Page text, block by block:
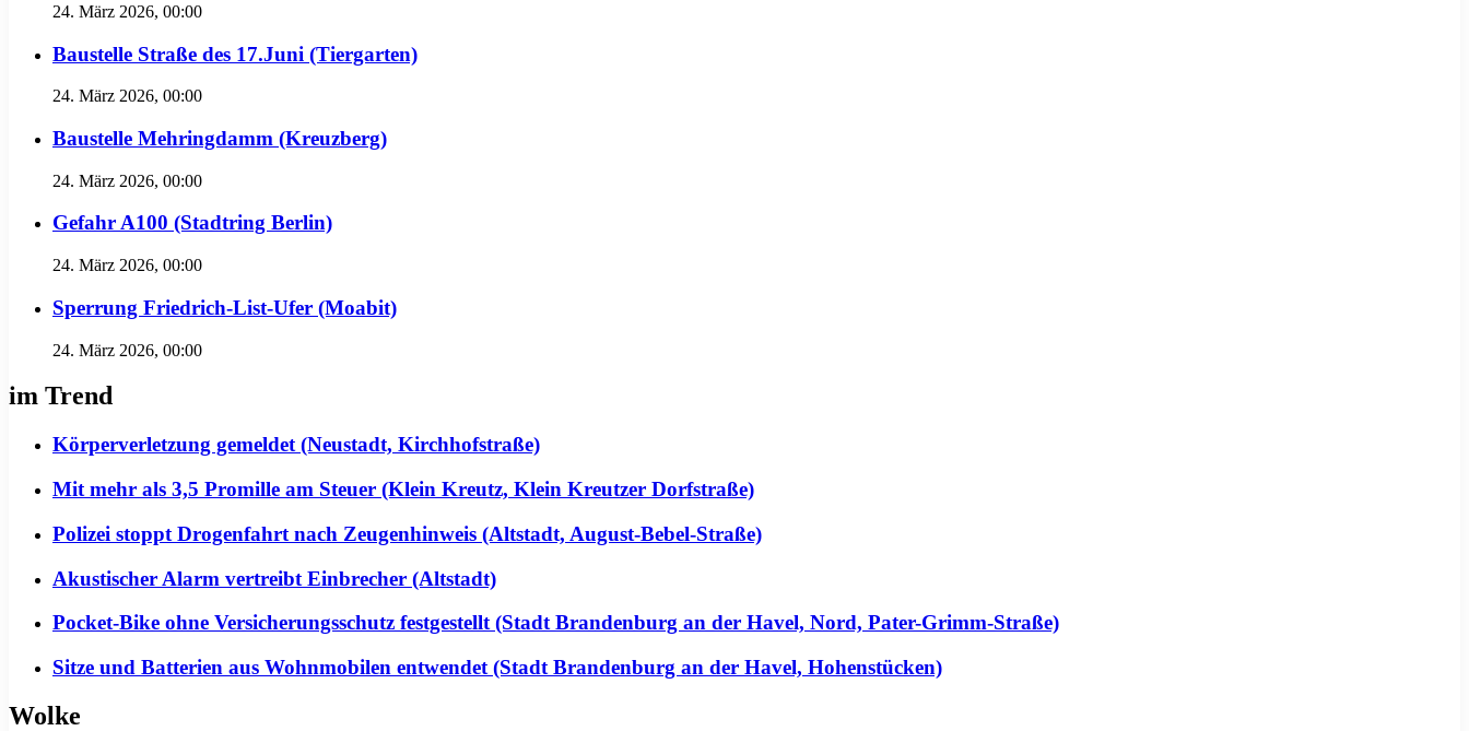
24. März 2026, 00:00
Baustelle Straße des 17.Juni (Tiergarten)
24. März 2026, 00:00
Baustelle Mehringdamm (Kreuzberg)
24. März 2026, 00:00
Gefahr A100 (Stadtring Berlin)
24. März 2026, 00:00
Sperrung Friedrich-List-Ufer (Moabit)
24. März 2026, 00:00
im Trend
Körperverletzung gemeldet (Neustadt, Kirchhofstraße)
Mit mehr als 3,5 Promille am Steuer (Klein Kreutz, Klein Kreutzer Dorfstraße)
Polizei stoppt Drogenfahrt nach Zeugenhinweis (Altstadt, August-Bebel-Straße)
Akustischer Alarm vertreibt Einbrecher (Altstadt)
Pocket-Bike ohne Versicherungsschutz festgestellt (Stadt Brandenburg an der Havel, Nord, Pater-Grimm-Straße)
Sitze und Batterien aus Wohnmobilen entwendet (Stadt Brandenburg an der Havel, Hohenstücken)
Wolke